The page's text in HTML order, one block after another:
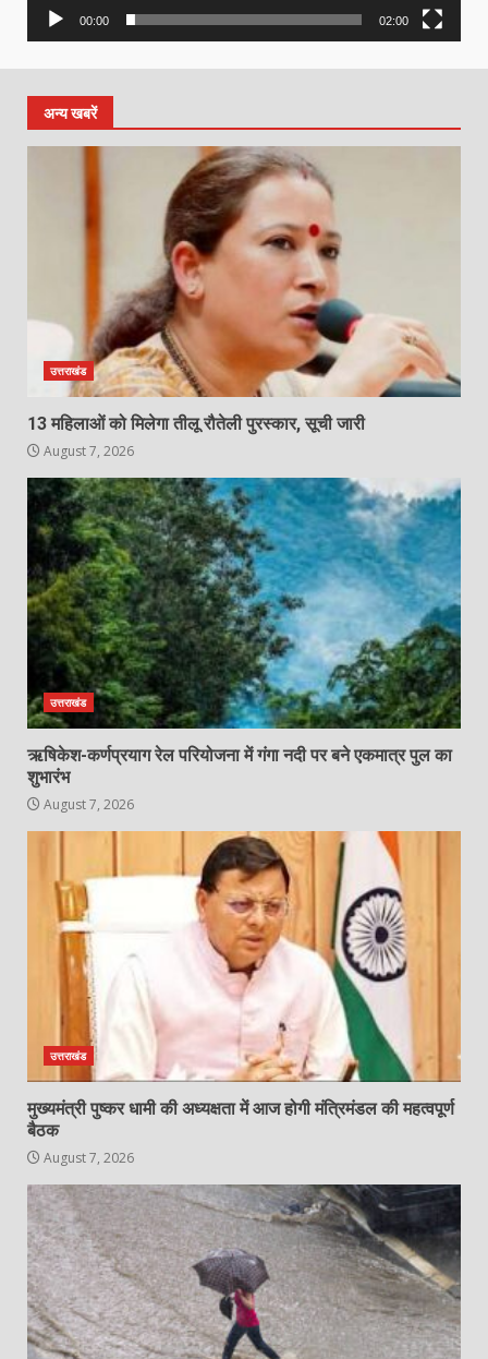
00:00 02:00
अन्य खबरें
उत्तराखंड
13 महिलाओं को मिलेगा तीलू रौतेली पुरस्कार, सूची जारी
August 7, 2026
उत्तराखंड
ऋषिकेश-कर्णप्रयाग रेल परियोजना में गंगा नदी पर बने एकमात्र पुल का
शुभारंभ
August 7, 2026
उत्तराखंड
मुख्यमंत्री पुष्कर धामी की अध्यक्षता में आज होगी मंत्रिमंडल की महत्वपूर्ण
बैठक
August 7, 2026